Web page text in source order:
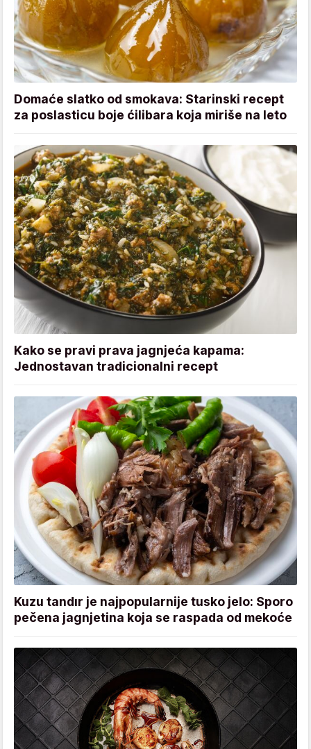
Domaće slatko od smokava: Starinski recept
za poslasticu boje ćilibara koja miriše na leto
Kako se pravi prava jagnjeća kapama:
Jednostavan tradicionalni recept
Kuzu tandır je najpopularnije tusko jelo: Sporo
pečena jagnjetina koja se raspada od mekoće